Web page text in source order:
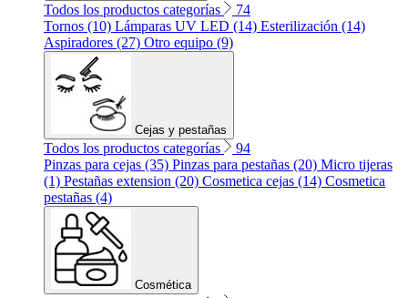
Todos los productos categorías
74
Tornos (10) Lámparas UV LED (14) Esterilización (14)
Aspiradores (27) Otro equipo (9)
Cejas y pestañas
Todos los productos categorías
94
Pinzas para cejas (35) Pinzas para pestañas (20) Micro tijeras
(1) Pestañas extension (20) Cosmetica cejas (14) Cosmetica
pestañas (4)
Cosmética